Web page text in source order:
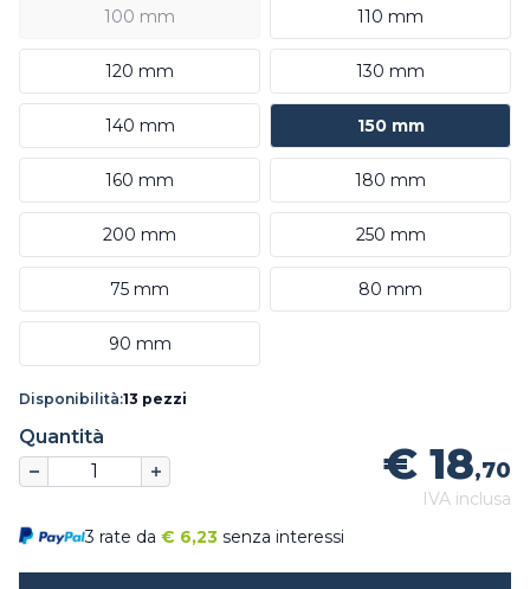
100 mm 110 mm
120 mm 130 mm
140 mm 150 mm
160 mm 180 mm
200 mm 250 mm
75 mm 80 mm
90 mm
Disponibilità:13 pezzi
Quantità
€ 18,70
IVA inclusa
3 rate da € 6,23 senza interessi